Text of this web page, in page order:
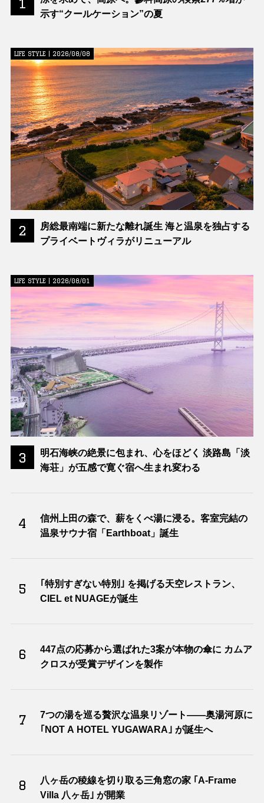
1
示す“クールケーション”の夏
2
LIFE STYLE | 2026/08/08
房総最南端に新たな離れ誕生 海と温泉を独占する
プライベートヴィラがリニューアル
3
LIFE STYLE | 2026/08/01
明石海峡の絶景に包まれ、心をほどく 淡路島「淡
海荘」が五感で寛ぐ宿へ生まれ変わる
4
信州上田の森で、薪をくべ湯に浸る。客室完結の
温泉サウナ宿「Earthboat」誕生
5
｢特別すぎない特別｣ を掲げる天空レストラン、
CIEL et NUAGEが誕生
6
447点の応募から選ばれた3案が本物の傘に カムア
クロスが受賞デザインを製作
7
7つの湯を巡る贅沢な温泉リゾート――奥湯河原に
｢NOT A HOTEL YUGAWARA｣ が誕生へ
8
八ヶ岳の稜線を切り取る三角窓の家 ｢A-Frame
Villa 八ヶ岳｣ が開業